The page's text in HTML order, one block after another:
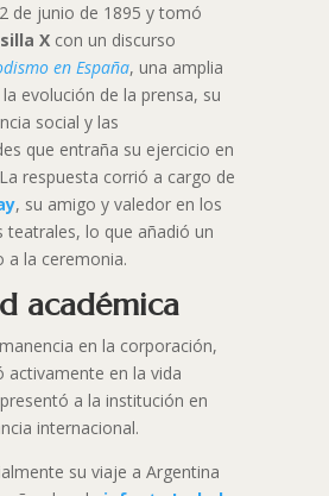
de junio de 1895 y tomó
silla X con un discurso
en España, una amplia
evolución de la prensa, su
social y las
que entraña su ejercicio en
respuesta corrió a cargo de
, su amigo y valedor en los
teatrales, lo que añadió un
a la ceremonia.
académica
en la corporación,
activamente en la vida
a la institución en
internacional.
su viaje a Argentina